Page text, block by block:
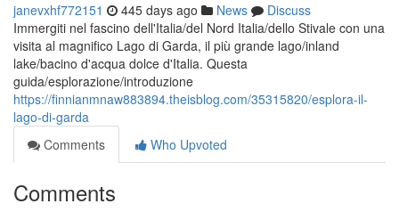
janevxhf772151 445 days ago News
Discuss
Immergiti nel fascino dell'Italia/del Nord Italia/dello Stivale con una
visita al magnifico Lago di Garda, il più grande lago/inland
lake/bacino d'acqua dolce d'Italia. Questa
guida/esplorazione/introduzione
https://finnianmnaw883894.theisblog.com/35315820/esplora-il-
lago-di-garda
Comments
Who Upvoted
Comments